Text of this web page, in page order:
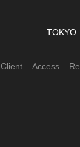
TOKYO
Access